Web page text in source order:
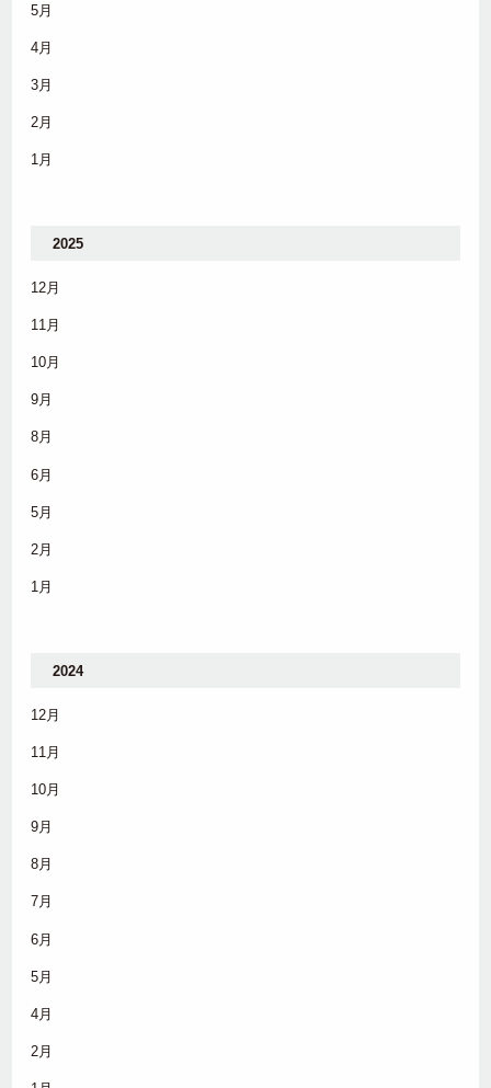
5月
4月
3月
2月
1月
2025
12月
11月
10月
9月
8月
6月
5月
2月
1月
2024
12月
11月
10月
9月
8月
7月
6月
5月
4月
2月